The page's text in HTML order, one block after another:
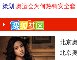
策划| 奥运会为何热销安全套
北京
北京